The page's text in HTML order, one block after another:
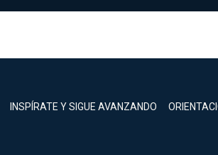
INSPÍRATE Y SIGUE AVANZANDO